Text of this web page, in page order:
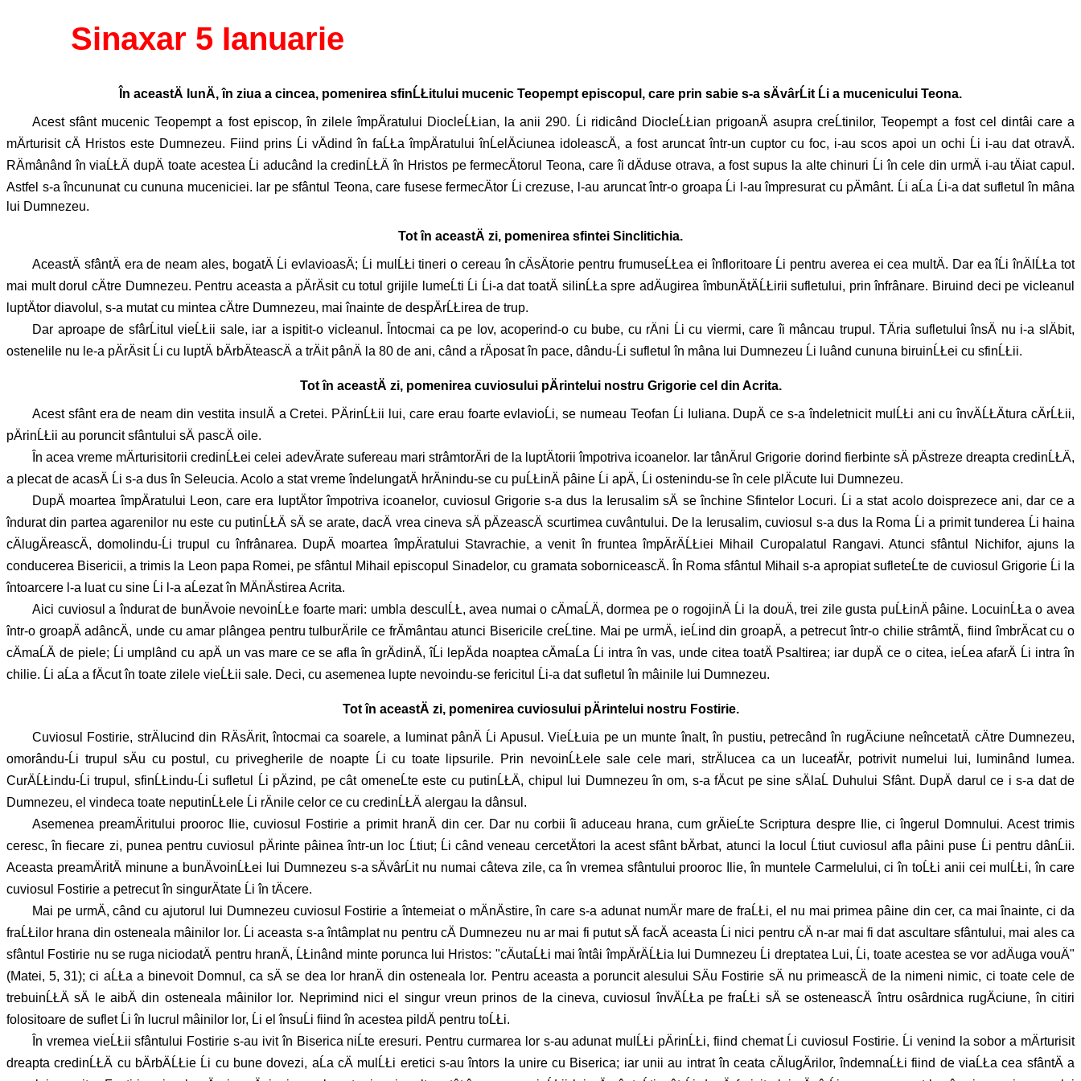
Sinaxar 5 Ianuarie
În aceastÄ lunÄ, în ziua a cincea, pomenirea sfinĹŁitului mucenic Teopempt episcopul, care prin sabie s-a sÄvârĹit Ĺi a mucenicului Teona.
Acest sfânt mucenic Teopempt a fost episcop, în zilele împÄratului DiocleĹŁian, la anii 290. Ĺi ridicând DiocleĹŁian prigoanÄ asupra creĹtinilor, Teopempt a fost cel dintâi care a
mÄrturisit cÄ Hristos este Dumnezeu. Fiind prins Ĺi vÄdind în faĹŁa împÄratului înĹelÄciunea idoleascÄ, a fost aruncat într-un cuptor cu foc, i-au scos apoi un ochi Ĺi i-au dat otravÄ.
RÄmânând în viaĹŁÄ dupÄ toate acestea Ĺi aducând la credinĹŁÄ în Hristos pe fermecÄtorul Teona, care îi dÄduse otrava, a fost supus la alte chinuri Ĺi în cele din urmÄ i-au tÄiat capul.
Astfel s-a încununat cu cununa muceniciei. Iar pe sfântul Teona, care fusese fermecÄtor Ĺi crezuse, l-au aruncat într-o groapa Ĺi l-au împresurat cu pÄmânt. Ĺi aĹa Ĺi-a dat sufletul în mâna
lui Dumnezeu.
Tot în aceastÄ zi, pomenirea sfintei Sinclitichia.
AceastÄ sfântÄ era de neam ales, bogatÄ Ĺi evlavioasÄ; Ĺi mulĹŁi tineri o cereau în cÄsÄtorie pentru frumuseĹŁea ei înfloritoare Ĺi pentru averea ei cea multÄ. Dar ea îĹi înÄlĹŁa tot
mai mult dorul cÄtre Dumnezeu. Pentru aceasta a pÄrÄsit cu totul grijile lumeĹti Ĺi Ĺi-a dat toatÄ silinĹŁa spre adÄugirea îmbunÄtÄĹŁirii sufletului, prin înfrânare. Biruind deci pe vicleanul
luptÄtor diavolul, s-a mutat cu mintea cÄtre Dumnezeu, mai înainte de despÄrĹŁirea de trup.
Dar aproape de sfârĹitul vieĹŁii sale, iar a ispitit-o vicleanul. Întocmai ca pe Iov, acoperind-o cu bube, cu rÄni Ĺi cu viermi, care îi mâncau trupul. TÄria sufletului însÄ nu i-a slÄbit,
ostenelile nu le-a pÄrÄsit Ĺi cu luptÄ bÄrbÄteascÄ a trÄit pânÄ la 80 de ani, când a rÄposat în pace, dându-Ĺi sufletul în mâna lui Dumnezeu Ĺi luând cununa biruinĹŁei cu sfinĹŁii.
Tot în aceastÄ zi, pomenirea cuviosului pÄrintelui nostru Grigorie cel din Acrita.
Acest sfânt era de neam din vestita insulÄ a Cretei. PÄrinĹŁii lui, care erau foarte evlavioĹi, se numeau Teofan Ĺi Iuliana. DupÄ ce s-a îndeletnicit mulĹŁi ani cu învÄĹŁÄtura cÄrĹŁii,
pÄrinĹŁii au poruncit sfântului sÄ pascÄ oile.
În acea vreme mÄrturisitorii credinĹŁei celei adevÄrate sufereau mari strâmtorÄri de la luptÄtorii împotriva icoanelor. Iar tânÄrul Grigorie dorind fierbinte sÄ pÄstreze dreapta credinĹŁÄ,
a plecat de acasÄ Ĺi s-a dus în Seleucia. Acolo a stat vreme îndelungatÄ hrÄnindu-se cu puĹŁinÄ pâine Ĺi apÄ, Ĺi ostenindu-se în cele plÄcute lui Dumnezeu.
DupÄ moartea împÄratului Leon, care era luptÄtor împotriva icoanelor, cuviosul Grigorie s-a dus la Ierusalim sÄ se închine Sfintelor Locuri. Ĺi a stat acolo doisprezece ani, dar ce a
îndurat din partea agarenilor nu este cu putinĹŁÄ sÄ se arate, dacÄ vrea cineva sÄ pÄzeascÄ scurtimea cuvântului. De la Ierusalim, cuviosul s-a dus la Roma Ĺi a primit tunderea Ĺi haina
cÄlugÄreascÄ, domolindu-Ĺi trupul cu înfrânarea. DupÄ moartea împÄratului Stavrachie, a venit în fruntea împÄrÄĹŁiei Mihail Curopalatul Rangavi. Atunci sfântul Nichifor, ajuns la
conducerea Bisericii, a trimis la Leon papa Romei, pe sfântul Mihail episcopul Sinadelor, cu gramata soborniceascÄ. În Roma sfântul Mihail s-a apropiat sufleteĹte de cuviosul Grigorie Ĺi la
întoarcere l-a luat cu sine Ĺi l-a aĹezat în MÄnÄstirea Acrita.
Aici cuviosul a îndurat de bunÄvoie nevoinĹŁe foarte mari: umbla desculĹŁ, avea numai o cÄmaĹÄ, dormea pe o rogojinÄ Ĺi la douÄ, trei zile gusta puĹŁinÄ pâine. LocuinĹŁa o avea
într-o groapÄ adâncÄ, unde cu amar plângea pentru tulburÄrile ce frÄmântau atunci Bisericile creĹtine. Mai pe urmÄ, ieĹind din groapÄ, a petrecut într-o chilie strâmtÄ, fiind îmbrÄcat cu o
cÄmaĹÄ de piele; Ĺi umplând cu apÄ un vas mare ce se afla în grÄdinÄ, îĹi lepÄda noaptea cÄmaĹa Ĺi intra în vas, unde citea toatÄ Psaltirea; iar dupÄ ce o citea, ieĹea afarÄ Ĺi intra în
chilie. Ĺi aĹa a fÄcut în toate zilele vieĹŁii sale. Deci, cu asemenea lupte nevoindu-se fericitul Ĺi-a dat sufletul în mâinile lui Dumnezeu.
Tot în aceastÄ zi, pomenirea cuviosului pÄrintelui nostru Fostirie.
Cuviosul Fostirie, strÄlucind din RÄsÄrit, întocmai ca soarele, a luminat pânÄ Ĺi Apusul. VieĹŁuia pe un munte înalt, în pustiu, petrecând în rugÄciune neîncetatÄ cÄtre Dumnezeu,
omorându-Ĺi trupul sÄu cu postul, cu privegherile de noapte Ĺi cu toate lipsurile. Prin nevoinĹŁele sale cele mari, strÄlucea ca un luceafÄr, potrivit numelui lui, luminând lumea.
CurÄĹŁindu-Ĺi trupul, sfinĹŁindu-Ĺi sufletul Ĺi pÄzind, pe cât omeneĹte este cu putinĹŁÄ, chipul lui Dumnezeu în om, s-a fÄcut pe sine sÄlaĹ Duhului Sfânt. DupÄ darul ce i s-a dat de
Dumnezeu, el vindeca toate neputinĹŁele Ĺi rÄnile celor ce cu credinĹŁÄ alergau la dânsul.
Asemenea preamÄritului prooroc Ilie, cuviosul Fostirie a primit hranÄ din cer. Dar nu corbii îi aduceau hrana, cum grÄieĹte Scriptura despre Ilie, ci îngerul Domnului. Acest trimis
ceresc, în fiecare zi, punea pentru cuviosul pÄrinte pâinea într-un loc Ĺtiut; Ĺi când veneau cercetÄtori la acest sfânt bÄrbat, atunci la locul Ĺtiut cuviosul afla pâini puse Ĺi pentru dânĹii.
Aceasta preamÄritÄ minune a bunÄvoinĹŁei lui Dumnezeu s-a sÄvârĹit nu numai câteva zile, ca în vremea sfântului prooroc Ilie, în muntele Carmelului, ci în toĹŁi anii cei mulĹŁi, în care
cuviosul Fostirie a petrecut în singurÄtate Ĺi în tÄcere.
Mai pe urmÄ, când cu ajutorul lui Dumnezeu cuviosul Fostirie a întemeiat o mÄnÄstire, în care s-a adunat numÄr mare de fraĹŁi, el nu mai primea pâine din cer, ca mai înainte, ci da
fraĹŁilor hrana din osteneala mâinilor lor. Ĺi aceasta s-a întâmplat nu pentru cÄ Dumnezeu nu ar mai fi putut sÄ facÄ aceasta Ĺi nici pentru cÄ n-ar mai fi dat ascultare sfântului, mai ales ca
sfântul Fostirie nu se ruga niciodatÄ pentru hranÄ, ĹŁinând minte porunca lui Hristos: "cÄutaĹŁi mai întâi împÄrÄĹŁia lui Dumnezeu Ĺi dreptatea Lui, Ĺi, toate acestea se vor adÄuga vouÄ"
(Matei, 5, 31); ci aĹŁa a binevoit Domnul, ca sÄ se dea lor hranÄ din osteneala lor. Pentru aceasta a poruncit alesului SÄu Fostirie sÄ nu primeascÄ de la nimeni nimic, ci toate cele de
trebuinĹŁÄ sÄ le aibÄ din osteneala mâinilor lor. Neprimind nici el singur vreun prinos de la cineva, cuviosul învÄĹŁa pe fraĹŁi sÄ se osteneascÄ întru osârdnica rugÄciune, în citiri
folositoare de suflet Ĺi în lucrul mâinilor lor, Ĺi el însuĹi fiind în acestea pildÄ pentru toĹŁi.
În vremea vieĹŁii sfântului Fostirie s-au ivit în Biserica niĹte eresuri. Pentru curmarea lor s-au adunat mulĹŁi pÄrinĹŁi, fiind chemat Ĺi cuviosul Fostirie. Ĺi venind la sobor a mÄrturisit
dreapta credinĹŁÄ cu bÄrbÄĹŁie Ĺi cu bune dovezi, aĹa cÄ mulĹŁi eretici s-au întors la unire cu Biserica; iar unii au intrat în ceata cÄlugÄrilor, îndemnaĹŁi fiind de viaĹŁa cea sfântÄ a